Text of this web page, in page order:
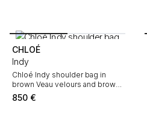
CHLOÉ
Indy
Chloé Indy shoulder bag in
brown Veau velours and brown
leather
850 €